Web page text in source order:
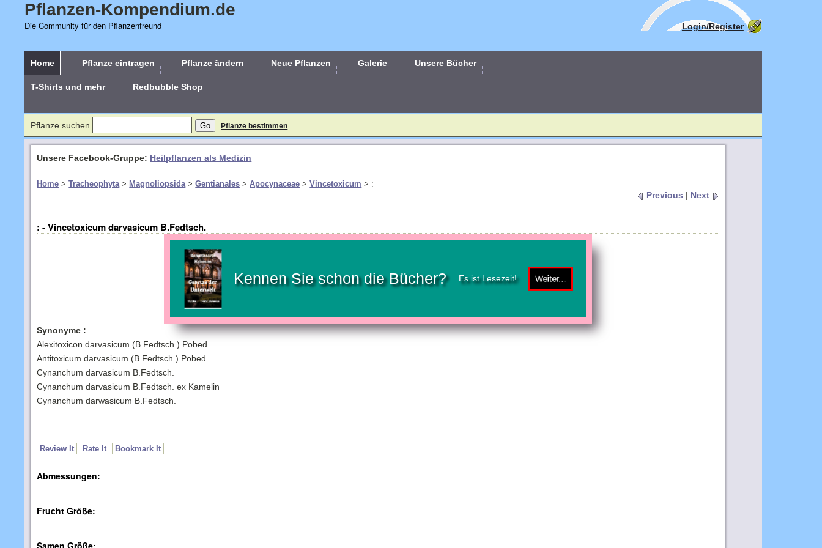
Login/Register
Pflanzen-Kompendium.de
Die Community für den Pflanzenfreund
Home Pflanze eintragen Pflanze ändern Neue Pflanzen Galerie Unsere Bücher
T-Shirts und mehr Redbubble Shop
Pflanze suchen Pflanze bestimmen
Unsere Facebook-Gruppe: Heilpflanzen als Medizin
Home >Tracheophyta> Magnoliopsida>Gentianales >Apocynaceae >Vincetoxicum > :
Previous | Next
: - Vincetoxicum darvasicum B.Fedtsch.
Kennen Sie schon die Bücher? Es ist Lesezeit!
Synonyme :
Alexitoxicon darvasicum (B.Fedtsch.) Pobed.
Antitoxicum darvasicum (B.Fedtsch.) Pobed.
Cynanchum darvasicum B.Fedtsch.
Cynanchum darvasicum B.Fedtsch. ex Kamelin
Cynanchum darwasicum B.Fedtsch.
Review It Rate It Bookmark It
Abmessungen:
Frucht Größe:
Samen Größe: